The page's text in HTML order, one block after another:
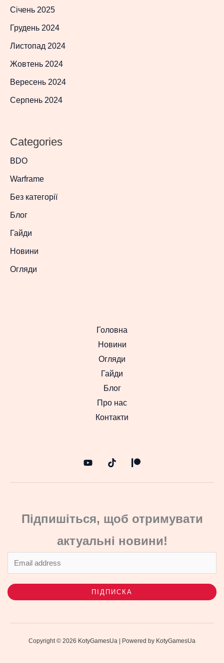
Січень 2025
Грудень 2024
Листопад 2024
Жовтень 2024
Вересень 2024
Серпень 2024
Categories
BDO
Warframe
Без категорії
Блог
Гайди
Новини
Огляди
Головна
Новини
Огляди
Гайди
Блог
Про нас
Контакти
Підпишіться, щоб отримувати
актуальні новини!
ПІДПИСКА
Copyright © 2026 KotyGamesUa | Powered by KotyGamesUa